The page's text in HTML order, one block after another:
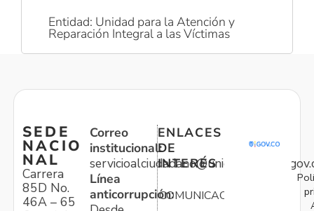
Entidad: Unidad para la Atención y
Reparación Integral a las Víctimas
SEDE
NACIO
NAL
Carrera
85D No.
46A – 65
Correo
institucional:
Línea
anticorrupción:
ENLACES
DE
INTERÉS
COMUNICACIONES